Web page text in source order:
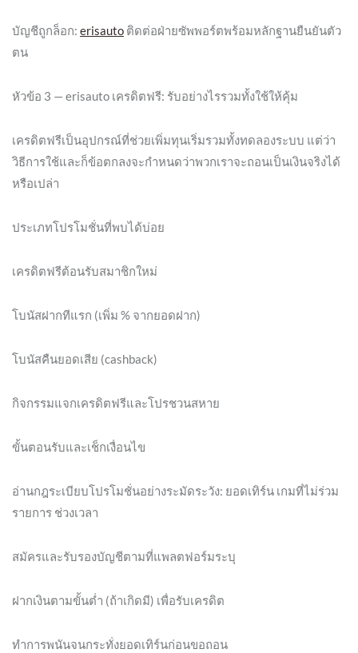
บัญชีถูกล็อก: erisauto ติดต่อฝ่ายซัพพอร์ตพร้อมหลักฐานยืนยันตัว
ตน
หัวข้อ 3 — erisauto เครดิตฟรี: รับอย่างไรรวมทั้งใช้ให้คุ้ม
เครดิตฟรีเป็นอุปกรณ์ที่ช่วยเพิ่มทุนเริ่มรวมทั้งทดลองระบบ แต่ว่า
วิธีการใช้และก็ข้อตกลงจะกำหนดว่าพวกเราจะถอนเป็นเงินจริงได้
หรือเปล่า
ประเภทโปรโมชั่นที่พบได้บ่อย
เครดิตฟรีต้อนรับสมาชิกใหม่
โบนัสฝากทีแรก (เพิ่ม % จากยอดฝาก)
โบนัสคืนยอดเสีย (cashback)
กิจกรรมแจกเครดิตฟรีและโปรชวนสหาย
ขั้นตอนรับและเช็กเงื่อนไข
อ่านกฎระเบียบโปรโมชั่นอย่างระมัดระวัง: ยอดเทิร์น เกมที่ไม่ร่วม
รายการ ช่วงเวลา
สมัครและรับรองบัญชีตามที่แพลตฟอร์มระบุ
ฝากเงินตามขั้นต่ำ (ถ้าเกิดมี) เพื่อรับเครดิต
ทำการพนันจนกระทั่งยอดเทิร์นก่อนขอถอน